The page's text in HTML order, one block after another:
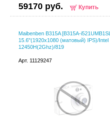
59170 руб. Купить
Maibenben B315A [B315A-
15.6"(1920x1080 (матовый) IPS)/Intel
12450H(2Ghz)/819
Арт. 11129247